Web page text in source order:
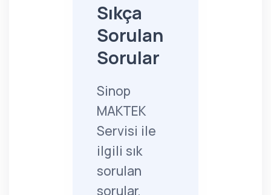
Sıkça
Sorulan
Sorular
Sinop
MAKTEK
Servisi ile
ilgili sık
sorulan
sorular,